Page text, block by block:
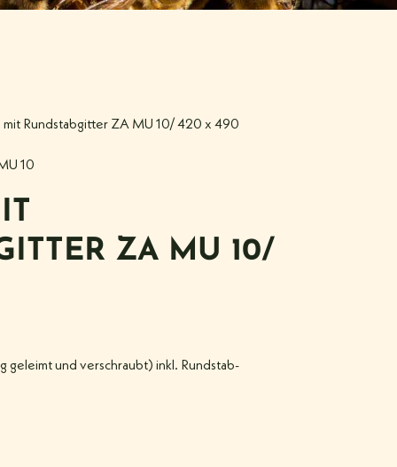
mit Rundstabgitter ZA MU 10/ 420 x 490
10
ZA MU 10/
geleimt und verschraubt) inkl. Rundstab-